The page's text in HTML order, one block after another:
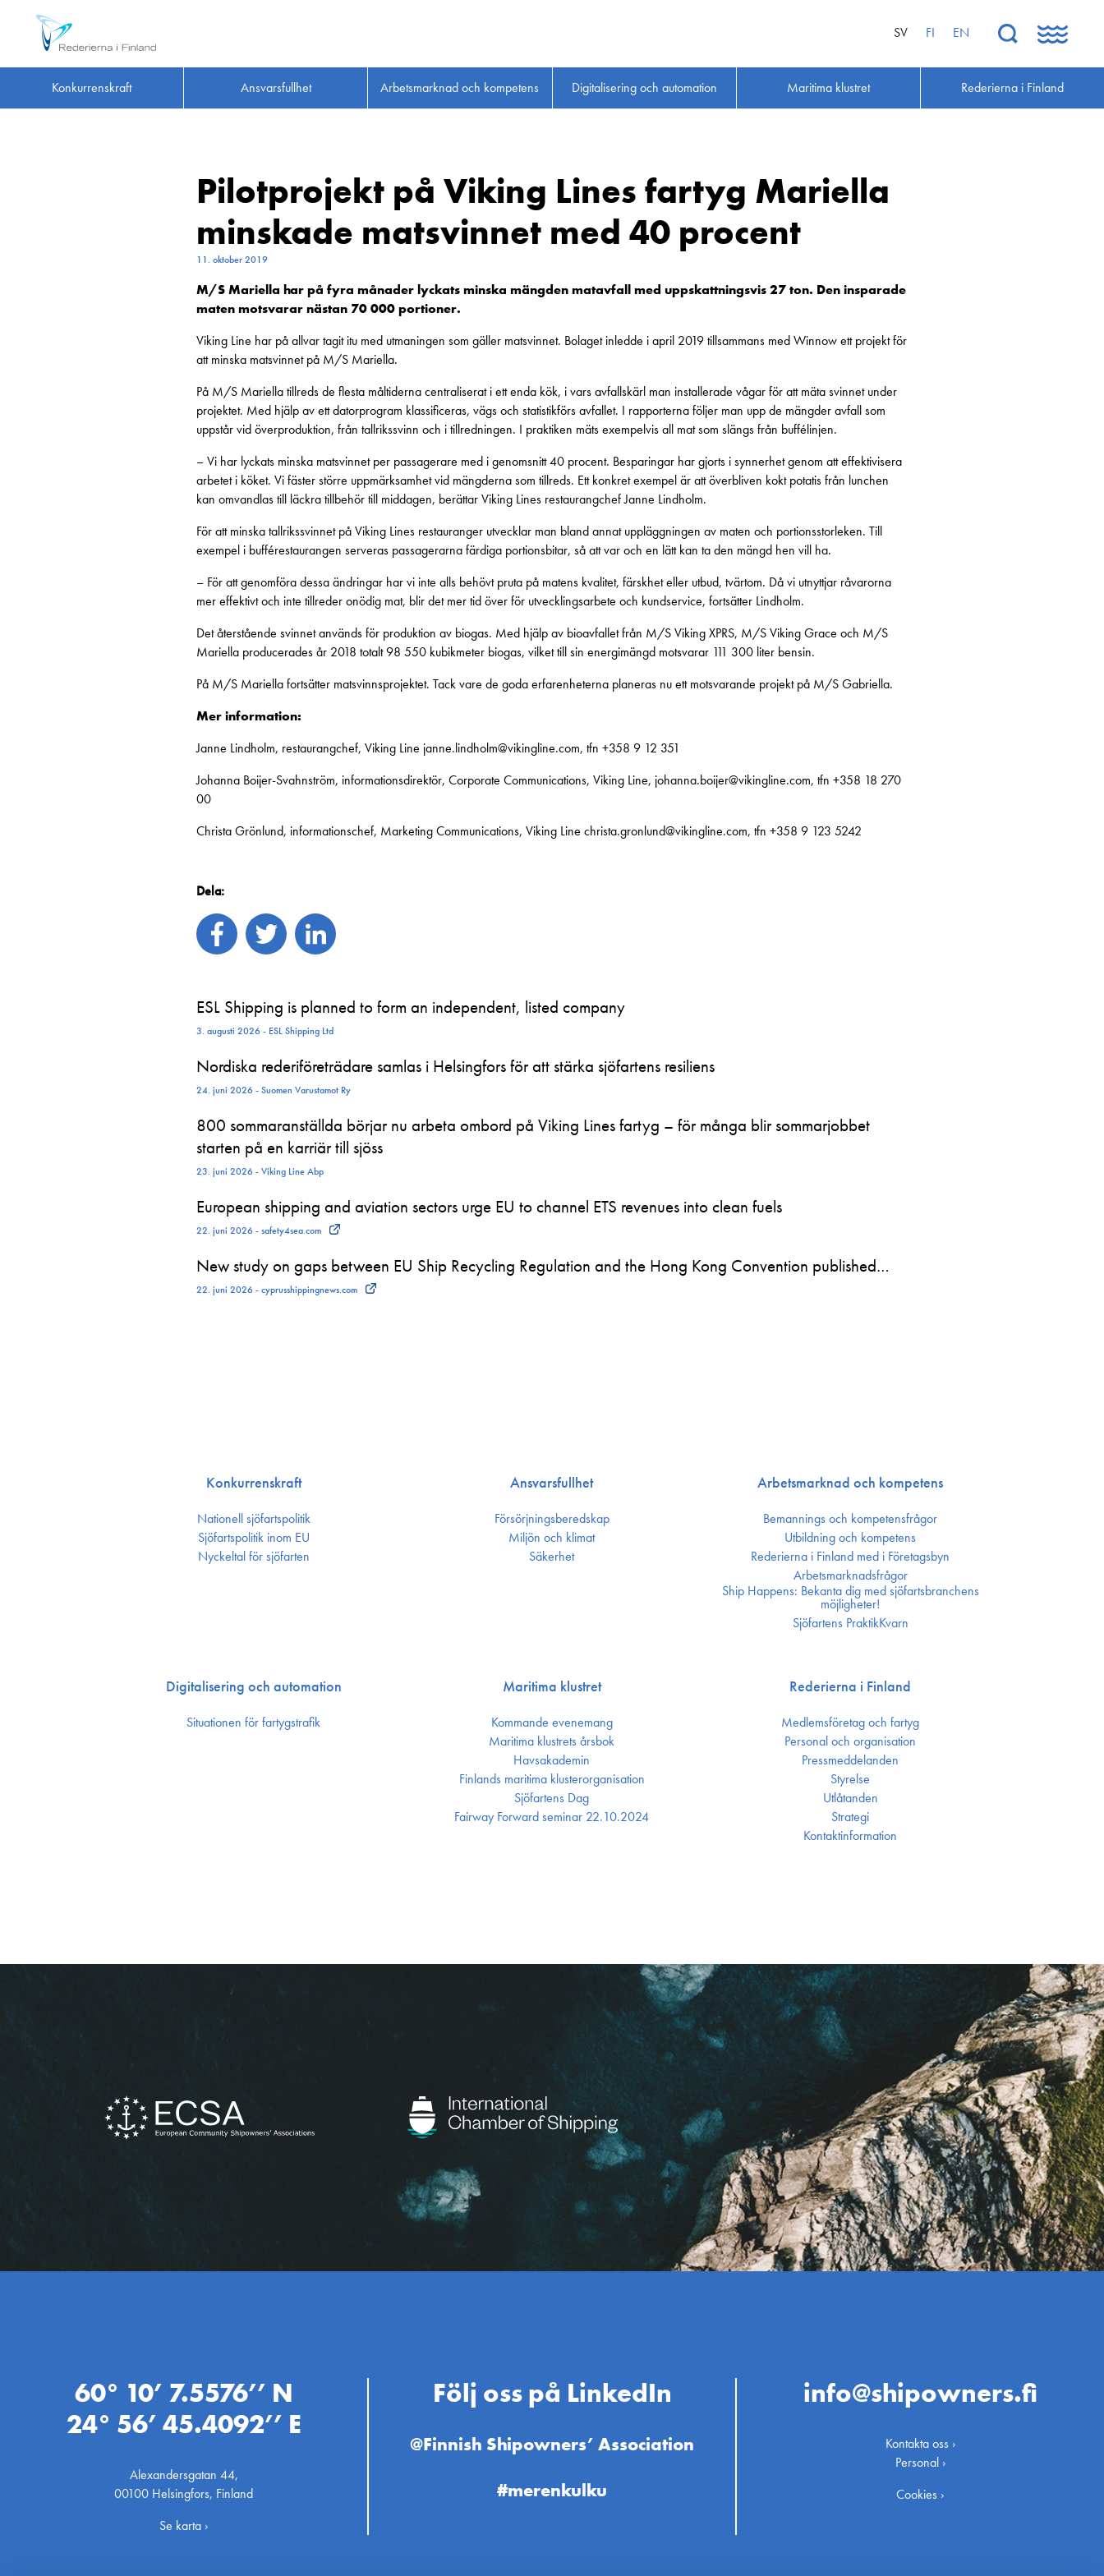
SV FI EN
Konkurrenskraft Ansvarsfullhet Arbetsmarknad och kompetens Digitalisering och automation Maritima klustret Rederierna i Finland
Pilotprojekt på Viking Lines fartyg Mariella
minskade matsvinnet med 40 procent
11. oktober 2019
M/S Mariella har på fyra månader lyckats minska mängden matavfall med uppskattningsvis 27 ton. Den insparade
maten motsvarar nästan 70 000 portioner.
Viking Line har på allvar tagit itu med utmaningen som gäller matsvinnet. Bolaget inledde i april 2019 tillsammans med Winnow ett projekt för
att minska matsvinnet på M/S Mariella.
På M/S Mariella tillreds de flesta måltiderna centraliserat i ett enda kök, i vars avfallskärl man installerade vågar för att mäta svinnet under
projektet. Med hjälp av ett datorprogram klassificeras, vägs och statistikförs avfallet. I rapporterna följer man upp de mängder avfall som
uppstår vid överproduktion, från tallrikssvinn och i tillredningen. I praktiken mäts exempelvis all mat som slängs från buffélinjen.
– Vi har lyckats minska matsvinnet per passagerare med i genomsnitt 40 procent. Besparingar har gjorts i synnerhet genom att effektivisera
arbetet i köket. Vi fäster större uppmärksamhet vid mängderna som tillreds. Ett konkret exempel är att överbliven kokt potatis från lunchen
kan omvandlas till läckra tillbehör till middagen, berättar Viking Lines restaurangchef Janne Lindholm.
För att minska tallrikssvinnet på Viking Lines restauranger utvecklar man bland annat uppläggningen av maten och portionsstorleken. Till
exempel i bufférestaurangen serveras passagerarna färdiga portionsbitar, så att var och en lätt kan ta den mängd hen vill ha.
– För att genomföra dessa ändringar har vi inte alls behövt pruta på matens kvalitet, färskhet eller utbud, tvärtom. Då vi utnyttjar råvarorna
mer effektivt och inte tillreder onödig mat, blir det mer tid över för utvecklingsarbete och kundservice, fortsätter Lindholm.
Det återstående svinnet används för produktion av biogas. Med hjälp av bioavfallet från M/S Viking XPRS, M/S Viking Grace och M/S
Mariella producerades år 2018 totalt 98 550 kubikmeter biogas, vilket till sin energimängd motsvarar 111 300 liter bensin.
På M/S Mariella fortsätter matsvinnsprojektet. Tack vare de goda erfarenheterna planeras nu ett motsvarande projekt på M/S Gabriella.
Mer information:
Janne Lindholm, restaurangchef, Viking Line janne.lindholm@vikingline.com, tfn +358 9 12 351
Johanna Boijer-Svahnström, informationsdirektör, Corporate Communications, Viking Line, johanna.boijer@vikingline.com, tfn +358 18 270
00
Christa Grönlund, informationschef, Marketing Communications, Viking Line christa.gronlund@vikingline.com, tfn +358 9 123 5242
Dela:
ESL Shipping is planned to form an independent, listed company
3. augusti 2026 - ESL Shipping Ltd
Nordiska rederiföreträdare samlas i Helsingfors för att stärka sjöfartens resiliens
24. juni 2026 - Suomen Varustamot Ry
800 sommaranställda börjar nu arbeta ombord på Viking Lines fartyg – för många blir sommarjobbet
starten på en karriär till sjöss
23. juni 2026 - Viking Line Abp
European shipping and aviation sectors urge EU to channel ETS revenues into clean fuels
22. juni 2026 - safety4sea.com
New study on gaps between EU Ship Recycling Regulation and the Hong Kong Convention published…
22. juni 2026 - cyprusshippingnews.com
Konkurrenskraft
Nationell sjöfartspolitik
Sjöfarts­politik inom EU
Nyckeltal för sjöfarten
Ansvarsfullhet
Försörjnings­beredskap
Miljön och klimat
Säkerhet
Arbetsmarknad och kompetens
Bemannings och kompetens­frågor
Utbildning och kompetens
Rederierna i Finland med i Företagsbyn
Arbetsmarknadsfrågor
Ship Happens: Bekanta dig med sjöfartsbranchens
möjligheter!
Sjöfartens PraktikKvarn
Digitalisering och automation
Situationen för fartygstrafik
Maritima klustret
Kommande evenemang
Maritima klustrets årsbok
Havsakademin
Finlands maritima kluster­organisation
Sjöfartens Dag
Fairway Forward seminar 22.10.2024
Rederierna i Finland
Medlemsföretag och fartyg
Personal och organisation
Press­meddelanden
Styrelse
Utlåtanden
Strategi
Kontakt­information
60° 10’ 7.5576’’ N
24° 56’ 45.4092’’ E
Alexandersgatan 44,
00100 Helsingfors, Finland
Se karta ›
Följ oss på LinkedIn
@Finnish Shipowners’ Association
#merenkulku
info@shipowners.fi
Kontakta oss ›
Personal ›
Cookies ›